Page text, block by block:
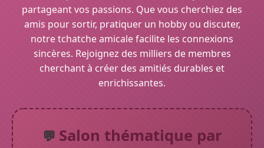
partageant vos passions. Que vous cherchiez des
amis pour sortir, pratiquer un hobby ou discuter,
notre tchatche amicale facilite les connexions
sincères. Rejoignez des milliers de membres
cherchant à créer des amitiés durables et
enrichissantes.
💬 Salon thématique par